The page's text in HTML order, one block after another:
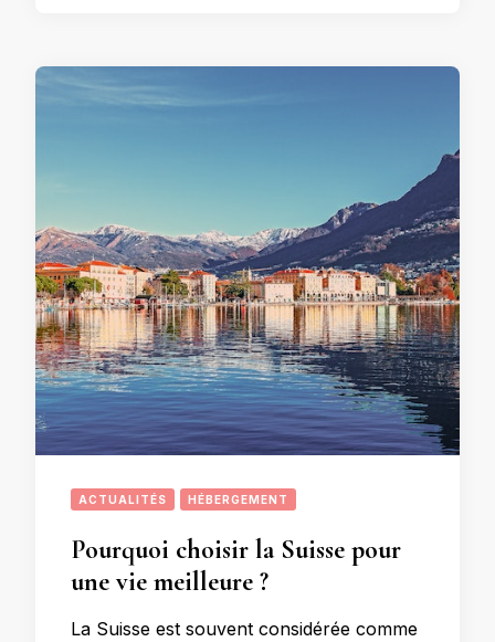
ACTUALITÉS HÉBERGEMENT
Pourquoi choisir la Suisse pour
une vie meilleure ?
La Suisse est souvent considérée comme